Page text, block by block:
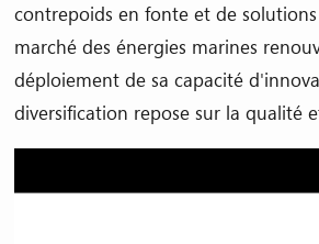
contrepoids en fonte et de
marché des énergies marines
déploiement de sa capacité
diversification repose sur la qualité